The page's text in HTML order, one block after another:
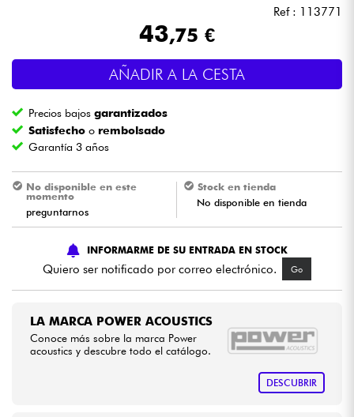
Luces
Vientos
Violines y cuarteto
Niños
Cables & Acces.
Bundle
Ref : 113771
43,75 €
AÑADIR A LA CESTA
Precios bajosgarantizados
Satisfecho o rembolsado
Garantía 3 años
No disponible en este
momento
preguntarnos
Stock en tienda
No disponible en tienda
INFORMARME DE SU ENTRADA EN STOCK
Quiero ser notificado por correo electrónico. Go
LA MARCA POWER ACOUSTICS
Conoce más sobre la marca Power
acoustics y descubre todo el catálogo.
DESCUBRIR